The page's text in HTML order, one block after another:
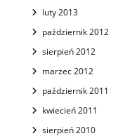
luty 2013
październik 2012
sierpień 2012
marzec 2012
październik 2011
kwiecień 2011
sierpień 2010